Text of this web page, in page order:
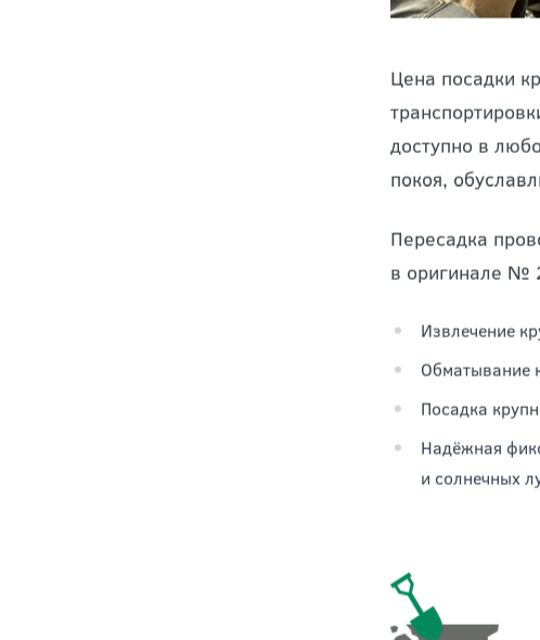
Цена посадки
доступно в
покоя,
Пересадка
в оригинале №
Извлечение
Обматывание
Посадка
Надёжная
и солнечных